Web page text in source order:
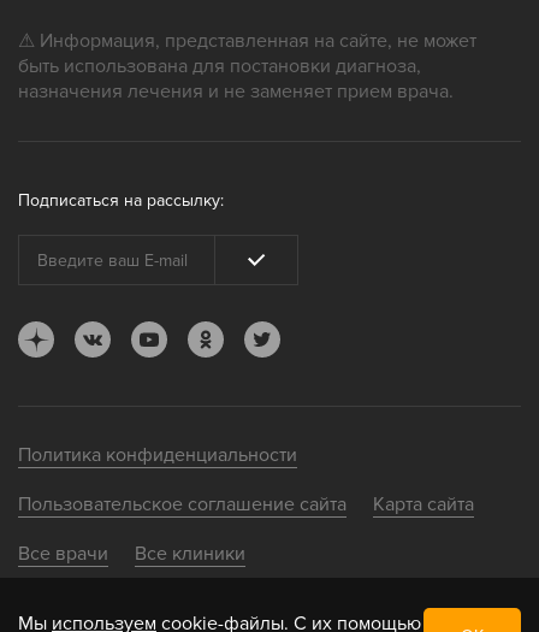
⚠ Информация, представленная на сайте, не может
быть использована для постановки диагноза,
назначения лечения и не заменяет прием врача.
Подписаться на рассылку:
Политика конфиденциальности
Пользовательское соглашение сайта Карта сайта
Все врачи Все клиники
Мы используем cookie-файлы. С их помощью